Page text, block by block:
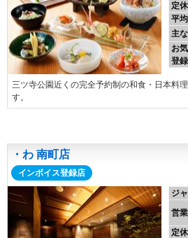
定
平
主
お
登
三ツ寺公園近くの完全予約制の和食・日本料
す。
・わ 南町店
インボイス登録店
ジ
営
定